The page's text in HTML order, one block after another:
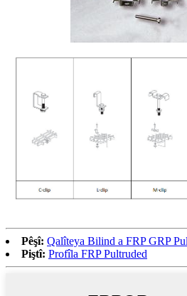
Pêşî: Qalîteya Bilind a FRP GRP
Piştî: Profîla FRP Pultruded